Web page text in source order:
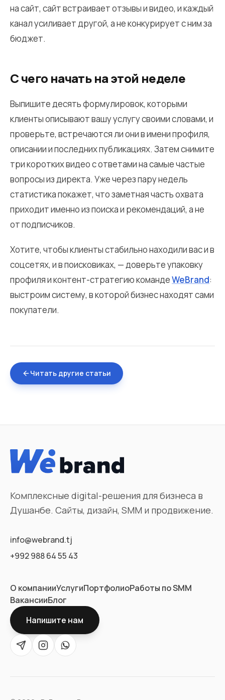
на сайт, сайт встраивает отзывы и видео, и каждый
канал усиливает другой, а не конкурирует с ним за
бюджет.
С чего начать на этой неделе
Выпишите десять формулировок, которыми
клиенты описывают вашу услугу своими словами, и
проверьте, встречаются ли они в имени профиля,
описании и последних публикациях. Затем снимите
три коротких видео с ответами на самые частые
вопросы из директа. Уже через пару недель
статистика покажет, что заметная часть охвата
приходит именно из поиска и рекомендаций, а не
от подписчиков.
Хотите, чтобы клиенты стабильно находили вас и в
соцсетях, и в поисковиках, — доверьте упаковку
профиля и контент-стратегию командеWeBrand:
выстроим систему, в которой бизнес находят сами
покупатели.
Читать другие статьи
Комплексные digital-решения для бизнеса в
Душанбе. Сайты, дизайн, SMM и продвижение.
info@webrand.tj
+992 988 64 55 43
О компанииУслугиПортфолиоРаботы по SMM
ВакансииБлог
Напишите нам